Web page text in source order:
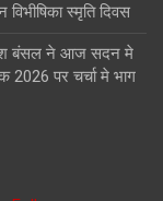
स्मृति दिवस
नरेश बंसल ने आज सदन मे
2026 पर चर्चा मे भाग